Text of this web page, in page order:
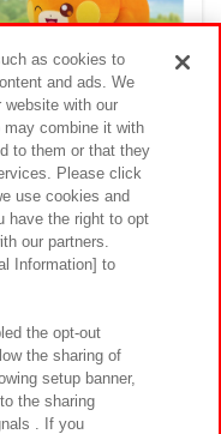
モンスター めちゃもふぐっ
るみ～パモ～ウィンクver.
年7月9日～登場
as cookies to
and ads. We
website with our
combine it with
to them or that they
Please click
use cookies and
have the right to opt
our partners.
Information] to
the opt-out
the sharing of
setup banner,
the sharing
. If you